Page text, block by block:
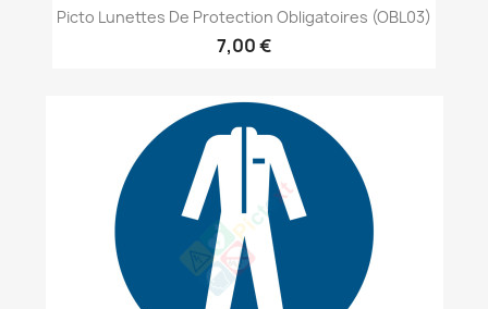
Picto Lunettes De Protection Obligatoires (OBL03)
7,00 €